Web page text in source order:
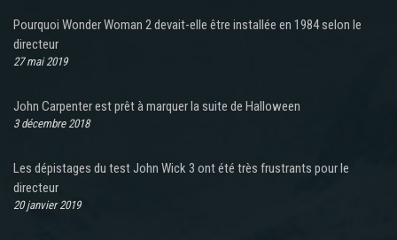
Pourquoi Wonder Woman 2 devait-elle être installée en 1984 selon le
directeur
27 mai 2019
John Carpenter est prêt à marquer la suite de Halloween
3 décembre 2018
Les dépistages du test John Wick 3 ont été très frustrants pour le
directeur
20 janvier 2019